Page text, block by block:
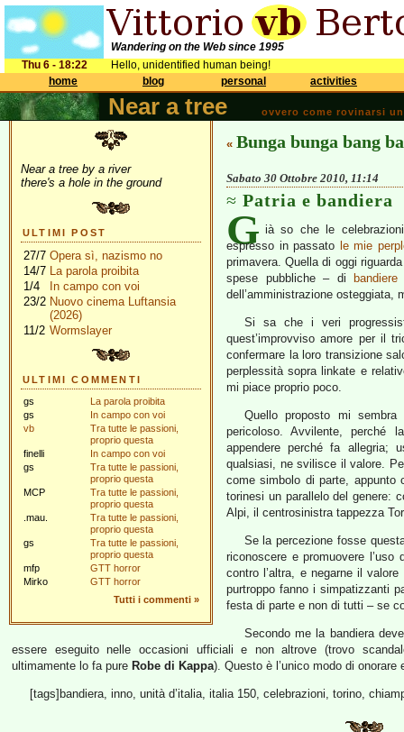
Wandering on the Web since 1995
Thu 6 - 18:22
Hello, unidentified human being!
home
blog personal activities
Near a tree ovvero come rovinarsi
Near a tree by a river
there's a hole in the ground
ULTIMI POST
27/7 Opera sì, nazismo no
14/7 La parola proibita
1/4
In campo con voi
23/2 Nuovo cinema Luftansia
(2026)
11/2 Wormslayer
ULTIMI COMMENTI
gs
La parola proibita
gs
In campo con voi
vb
Tra tutte le passioni,
proprio questa
finelli
In campo con voi
gs
Tra tutte le passioni,
proprio questa
MCP
Tra tutte le passioni,
proprio questa
.mau.
Tra tutte le passioni,
proprio questa
gs
Tra tutte le passioni,
proprio questa
mfp
GTT horror
Mirko
GTT horror
Tutti i commenti »
« Bunga bunga bang
Sabato 30 Ottobre 2010, 11:14
Patria e bandiera
G ià so che le
espresso in passato le mie
primavera. Quella di oggi
spese pubbliche – di
dell’amministrazione osteggiata,
Si sa che i veri
quest’improvviso amore per il
confermare la loro transizione
perplessità sopra linkate e
mi piace proprio poco.
Quello proposto mi sembra
pericoloso. Avvilente, perché
appendere perché fa allegria;
qualsiasi, ne svilisce il valore.
come simbolo di parte,
torinesi un parallelo del genere:
Alpi, il centrosinistra tappezza
Se la percezione fosse
riconoscere e promuovere
contro l’altra, e negarne il
purtroppo fanno i simpatizzanti
festa di parte e non di tutti – se
Secondo me la bandiera
essere eseguito nelle occasioni ufficiali e non altrove (trovo
ultimamente lo fa pure Robe di Kappa). Questo è l’unico modo di
[tags]bandiera, inno, unità d’italia, italia 150, celebrazioni, torino,